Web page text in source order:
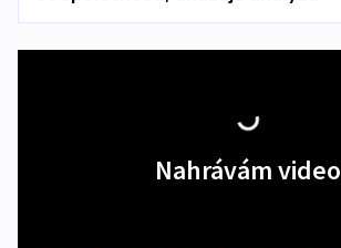
Nahrávám video